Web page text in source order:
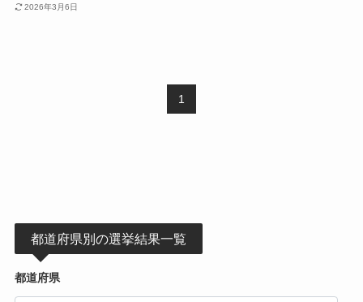
2026年3月6日
1
都道府県別の選挙結果一覧
都道府県